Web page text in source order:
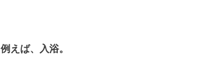
例えば、入浴。